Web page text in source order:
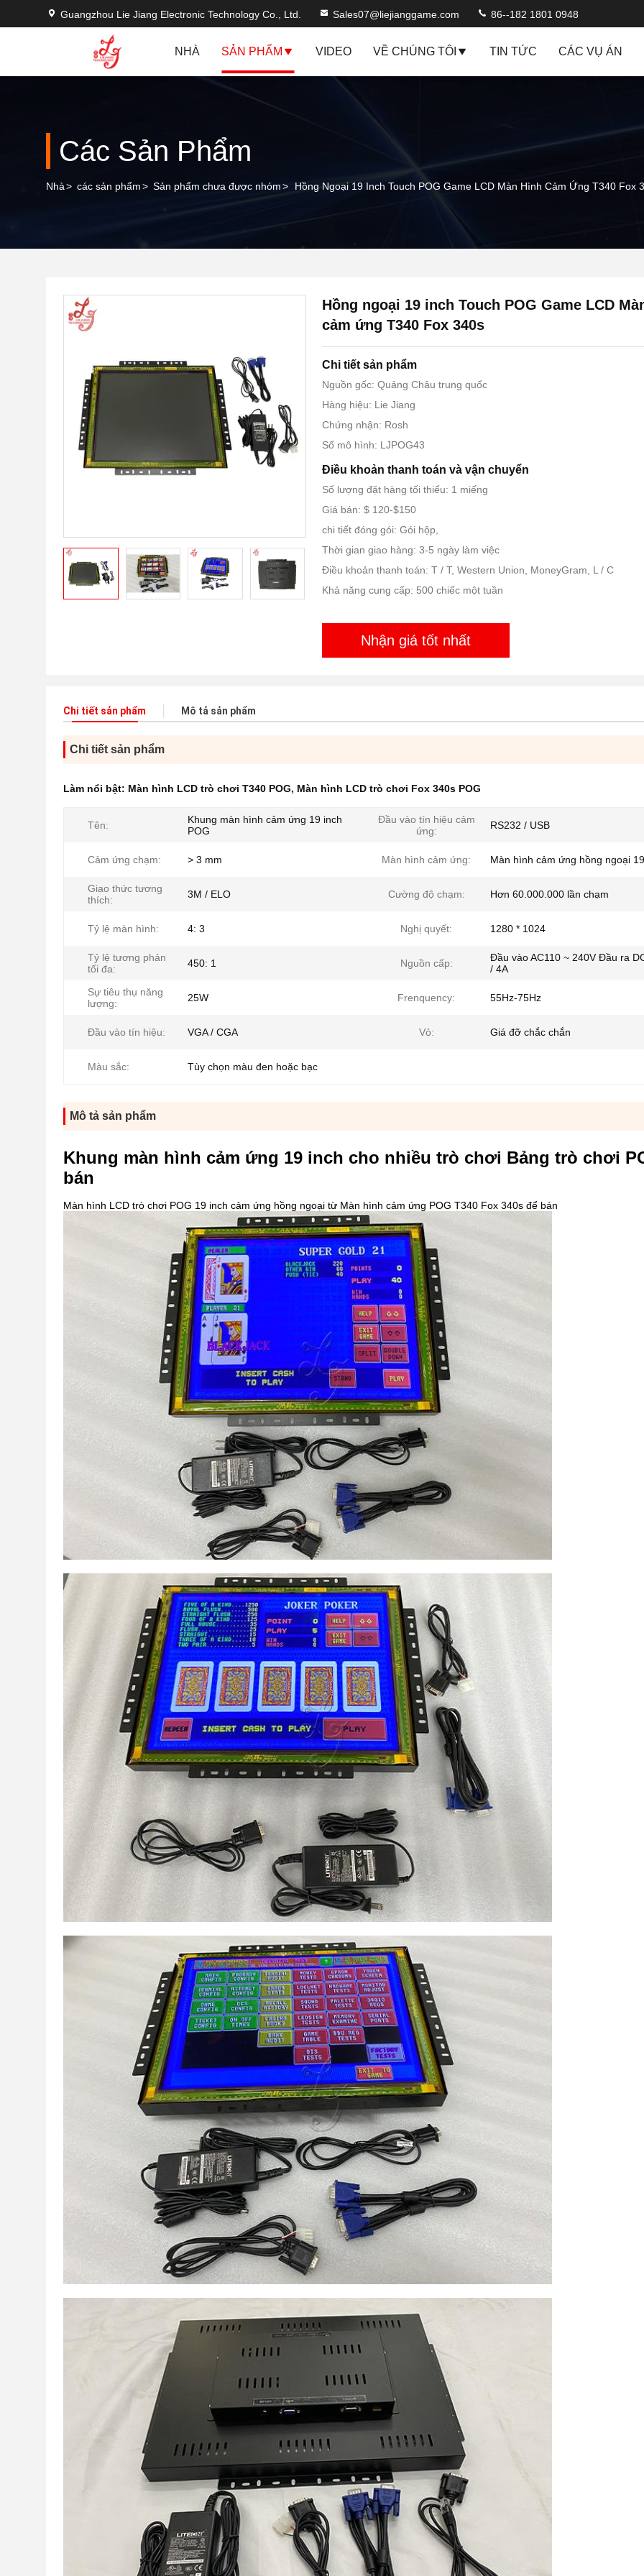
Guangzhou Lie Jiang Electronic Technology Co., Ltd. Sales07@liejianggame.com 86--182 1801 0948
NHÀ SẢN PHẨM VIDEO VỀ CHÚNG TÔI TIN TỨC CÁC VỤ ÁN
Các Sản Phẩm
Nhà> các sản phẩm> Sản phẩm chưa được nhóm> Hồng Ngoại 19 Inch Touch POG Game LCD Màn Hình Cảm Ứng T340 Fox
Hồng ngoại 19 inch Touch POG Game LCD
cảm ứng T340 Fox 340s
Chi tiết sản phẩm
Nguồn gốc: Quảng Châu trung quốc
Hàng hiệu: Lie Jiang
Chứng nhận: Rosh
Số mô hình: LJPOG43
Điều khoản thanh toán và vận chuyển
Số lượng đặt hàng tối thiểu: 1 miếng
Giá bán: $ 120-$150
chi tiết đóng gói: Gói hộp,
Thời gian giao hàng: 3-5 ngày làm việc
Điều khoản thanh toán: T / T, Western Union, MoneyGram, L / C
Khả năng cung cấp: 500 chiếc một tuần
Nhận giá tốt nhất
Chi tiết sản phẩm Mô tả sản phẩm
Chi tiết sản phẩm
Làm nổi bật: Màn hình LCD trò chơi T340 POG, Màn hình LCD trò chơi Fox 340s POG
Tên:
Khung màn hình cảm ứng 19 inch
POG
Đầu vào tín hiệu cảm
ứng:
RS232 / USB
Cảm ứng chạm: > 3 mm Màn hình cảm ứng: Màn hình cảm ứng hồng ngoại
Giao thức tương
thích:
3M / ELO Cường độ chạm: Hơn 60.000.000 lần chạm
Tỷ lệ màn hình: 4: 3 Nghị quyết: 1280 * 1024
Tỷ lệ tương phản
tối đa:
450: 1 Nguồn cấp:
Đầu vào AC110 ~ 240V Đầu ra
/ 4A
Sự tiêu thụ năng
lượng:
25W Frenquency: 55Hz-75Hz
Đầu vào tín hiệu: VGA / CGA Vỏ: Giá đỡ chắc chắn
Màu sắc: Tùy chọn màu đen hoặc bạc
Mô tả sản phẩm
Khung màn hình cảm ứng 19 inch cho nhiều trò chơi Bảng trò chơi
bán
Màn hình LCD trò chơi POG 19 inch cảm ứng hồng ngoại từ Màn hình cảm ứng POG T340 Fox 340s để bán